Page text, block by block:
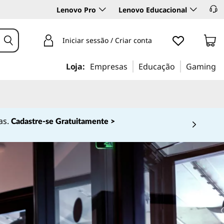
Lenovo Pro Lenovo Educacional
Iniciar sessão / Criar conta
Loja: Empresas Educação Gaming
Cadastre-se Gratuitamente >